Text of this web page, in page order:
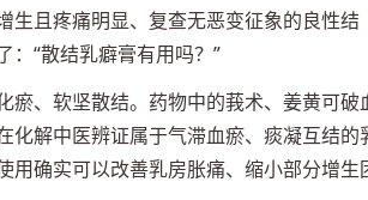
生且疼痛明显、复查无恶变征象的良性结
“散结乳癖膏有用吗？”
瘀、软坚散结。药物中的莪术、姜黄可破
化解中医辨证属于气滞血瘀、痰凝互结的
用确实可以改善乳房胀痛、缩小部分增生